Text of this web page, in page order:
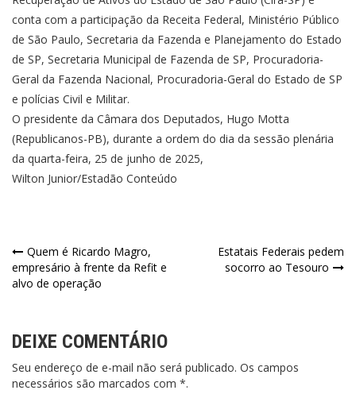
conta com a participação da Receita Federal, Ministério Público
de São Paulo, Secretaria da Fazenda e Planejamento do Estado
de SP, Secretaria Municipal de Fazenda de SP, Procuradoria-
Geral da Fazenda Nacional, Procuradoria-Geral do Estado de SP
e polícias Civil e Militar.
O presidente da Câmara dos Deputados, Hugo Motta
(Republicanos-PB), durante a ordem do dia da sessão plenária
da quarta-feira, 25 de junho de 2025,
Wilton Junior/Estadão Conteúdo
Navegação
de
Quem é Ricardo Magro,
empresário à frente da Refit e
alvo de operação
Estatais Federais pedem
socorro ao Tesouro
DEIXE COMENTÁRIO
Seu endereço de e-mail não será publicado. Os campos
necessários são marcados com *.